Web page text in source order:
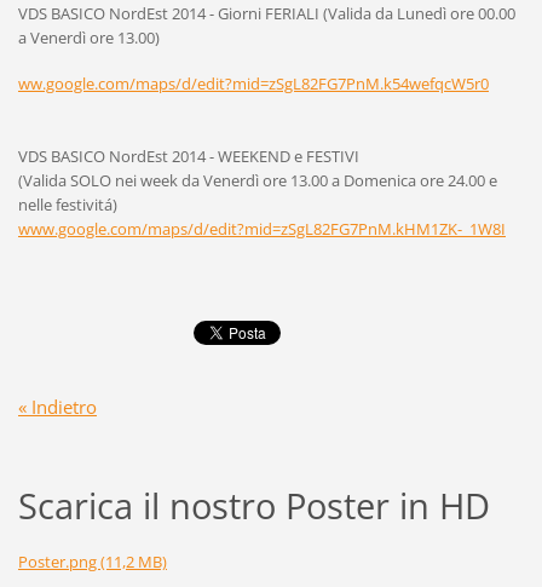
VDS BASICO NordEst 2014 - Giorni FERIALI (Valida da Lunedì ore 00.00
a Venerdì ore 13.00)
ww.google.com/maps/d/edit?mid=zSgL82FG7PnM.k54wefqcW5r0
VDS BASICO NordEst 2014 - WEEKEND e FESTIVI
(Valida SOLO nei week da Venerdì ore 13.00 a Domenica ore 24.00 e
nelle festivitá)
www.google.com/maps/d/edit?mid=zSgL82FG7PnM.kHM1ZK-_1W8I
« Indietro
Scarica il nostro Poster in HD
Poster.png (11,2 MB)